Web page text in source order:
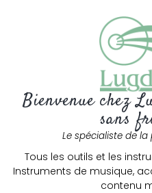
Bienvenue chez
sans
Le spécialiste de
Tous les outils et les
Instruments de musique,
contenu